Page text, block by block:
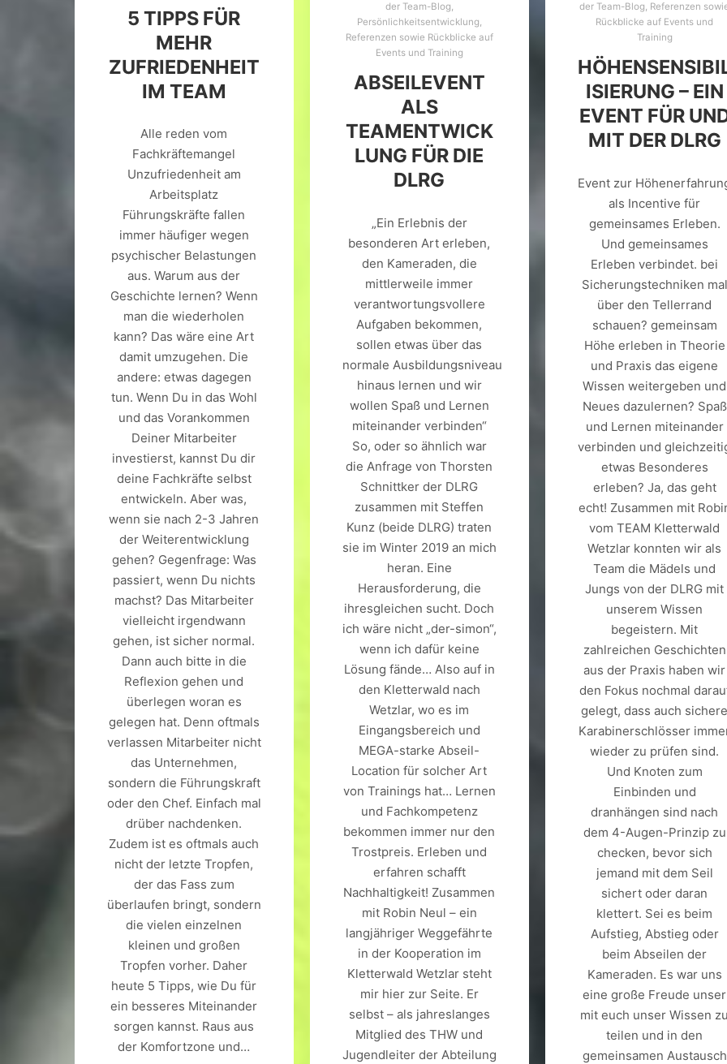
5 TIPPS FÜR
MEHR
ZUFRIEDENHEIT
IM TEAM
Alle reden vom
Fachkräftemangel
Unzufriedenheit am
Arbeitsplatz
Führungskräfte fallen
immer häufiger wegen
psychischer Belastungen
aus. Warum aus der
Geschichte lernen? Wenn
man die wiederholen
kann? Das wäre eine Art
damit umzugehen. Die
andere: etwas dagegen
tun. Wenn Du in das Wohl
und das Vorankommen
Deiner Mitarbeiter
investierst, kannst Du dir
deine Fachkräfte selbst
entwickeln. Aber was,
wenn sie nach 2-3 Jahren
der Weiterentwicklung
gehen? Gegenfrage: Was
passiert, wenn Du nichts
machst? Das Mitarbeiter
vielleicht irgendwann
gehen, ist sicher normal.
Dann auch bitte in die
Reflexion gehen und
überlegen woran es
gelegen hat. Denn oftmals
verlassen Mitarbeiter nicht
das Unternehmen,
sondern die Führungskraft
oder den Chef. Einfach mal
drüber nachdenken.
Zudem ist es oftmals auch
nicht der letzte Tropfen,
der das Fass zum
überlaufen bringt, sondern
die vielen einzelnen
kleinen und großen
Tropfen vorher. Daher
heute 5 Tipps, wie Du für
ein besseres Miteinander
sorgen kannst. Raus aus
der Komfortzone und…
der Team-Blog,
Persönlichkeitsentwicklung,
Referenzen sowie Rückblicke auf
Events und Training
ABSEILEVENT
ALS
TEAMENTWICK
LUNG FÜR DIE
DLRG
„Ein Erlebnis der
besonderen Art erleben,
den Kameraden, die
mittlerweile immer
verantwortungsvollere
Aufgaben bekommen,
sollen etwas über das
normale Ausbildungsniveau
hinaus lernen und wir
wollen Spaß und Lernen
miteinander verbinden“
So, oder so ähnlich war
die Anfrage von Thorsten
Schnittker der DLRG
zusammen mit Steffen
Kunz (beide DLRG) traten
sie im Winter 2019 an mich
heran. Eine
Herausforderung, die
ihresgleichen sucht. Doch
ich wäre nicht „der-simon“,
wenn ich dafür keine
Lösung fände… Also auf in
den Kletterwald nach
Wetzlar, wo es im
Eingangsbereich und
MEGA-starke Abseil-
Location für solcher Art
von Trainings hat… Lernen
und Fachkompetenz
bekommen immer nur den
Trostpreis. Erleben und
erfahren schafft
Nachhaltigkeit! Zusammen
mit Robin Neul – ein
langjähriger Weggefährte
in der Kooperation im
Kletterwald Wetzlar steht
mir hier zur Seite. Er
selbst – als jahreslanges
Mitglied des THW und
Jugendleiter der Abteilung
der Team-Blog, Referenzen
Rückblicke auf Events und
Training
ISIERUNG – EIN
EVENT FÜR
MIT DER DLRG
Event zur
als Incentive für
gemeinsames Erleben.
Und gemeinsames
Erleben verbindet. bei
Sicherungstechniken mal
über den Tellerrand
schauen? gemeinsam
Höhe erleben in Theorie
und Praxis das eigene
Wissen weitergeben und
Neues dazulernen? Spaß
und Lernen miteinander
verbinden und
etwas Besonderes
erleben? Ja, das geht
echt! Zusammen mit
vom TEAM Kletterwald
Wetzlar konnten wir als
Team die Mädels und
Jungs von der DLRG mit
unserem Wissen
begeistern. Mit
zahlreichen Geschichten
aus der Praxis haben wir
den Fokus nochmal
gelegt, dass auch
Karabinerschlösser
wieder zu prüfen sind.
Und Knoten zum
Einbinden und
dranhängen sind nach
dem 4-Augen-Prinzip zu
checken, bevor sich
jemand mit dem Seil
sichert oder daran
klettert. Sei es beim
Aufstieg, Abstieg oder
beim Abseilen der
Kameraden. Es war uns
eine große Freude unser
mit euch unser Wissen
teilen und in den
gemeinsamen Austausch